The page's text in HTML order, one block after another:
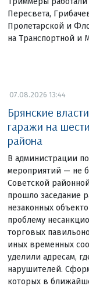
Пересвета,
Пролетарской и
на Транспортной и
07.08.2026 13:44
Брянские
гаражи на
района
В администрации
мероприятий — не
Советской
прошло заседание
незаконных
проблему
торговых
иных временных
уделили адресам,
нарушителей.
которых в